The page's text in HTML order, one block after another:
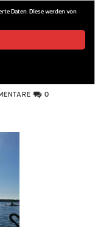
0
Daten. Diese werden von